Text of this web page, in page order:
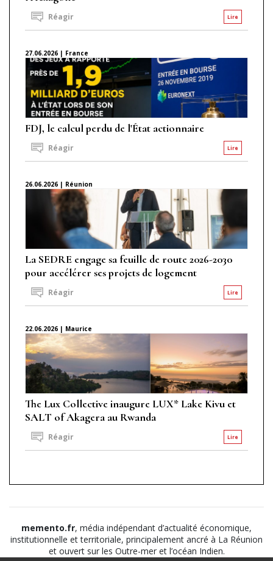
Lire
Réagir
27.06.2026 | France
FDJ, le calcul perdu de l'État actionnaire
Lire
Réagir
26.06.2026 | Réunion
La SEDRE engage sa feuille de route 2026-2030
pour accélérer ses projets de logement
Lire
Réagir
22.06.2026 | Maurice
The Lux Collective inaugure LUX* Lake Kivu et
SALT of Akagera au Rwanda
Lire
Réagir
memento.fr, média indépendant d’actualité économique,
institutionnelle et territoriale, principalement ancré à La Réunion
et ouvert sur les Outre-mer et l’océan Indien.